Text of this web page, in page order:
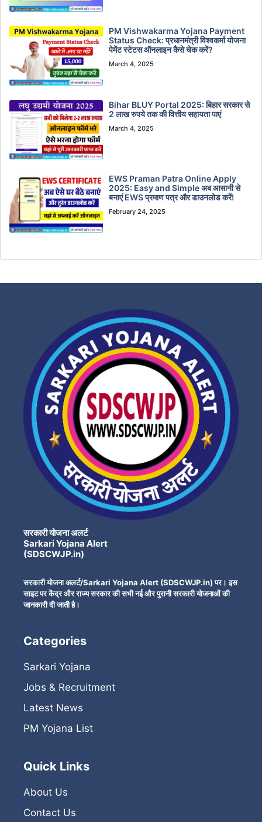
PM Vishwakarma Yojana Payment
Status Check: प्रधानमंत्री विश्वकर्मा योजना
पेमेंट स्टेटस ऑनलाइन कैसे चेक करें?
March 4, 2025
Bihar BLUY Portal 2025: बिहार सरकार से
2 लाख रुपये तक की वित्तीय सहायता पाएं
March 4, 2025
EWS Praman Patra Online Apply
2025: Easy and Simple अब आसानी से
बनाएं EWS प्रमाण पत्र और डाउनलोड करें!
February 24, 2025
सरकारी योजना अलर्ट
Sarkari Yojana Alert
(SDSCWJP.in)
सरकारी योजना अलर्ट/Sarkari Yojana Alert (SDSCWJP.in) पर। इस
साइट पर केंद्र और राज्य सरकार की सभी नई और पुरानी सरकारी योजनाओं की
जानकारी दी जाती है।
Categories
Sarkari Yojana
Jobs & Recruitment
Latest News
PM Yojana List
Quick Links
About Us
Contact Us